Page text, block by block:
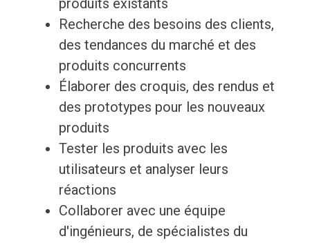
produits existants
Recherche des besoins des clients,
des tendances du marché et des
produits concurrents
Élaborer des croquis, des rendus et
des prototypes pour les nouveaux
produits
Tester les produits avec les
utilisateurs et analyser leurs
réactions
Collaborer avec une équipe
d'ingénieurs, de spécialistes du